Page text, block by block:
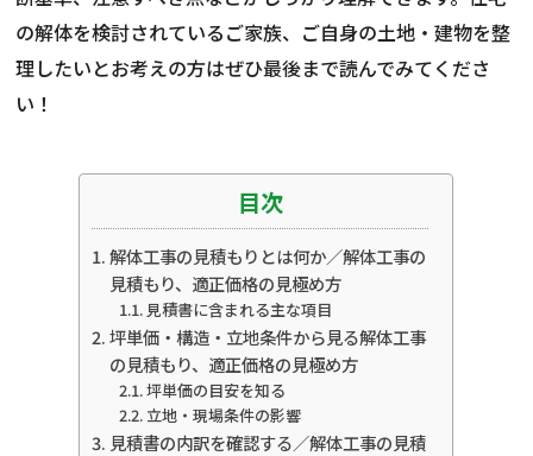
の解体を検討されているご家族、ご自身の土地・建物を整
理したいとお考えの方はぜひ最後まで読んでみてくださ
い！
目次
解体工事の見積もりとは何か／解体工事の
見積もり、適正価格の見極め方
見積書に含まれる主な項目
坪単価・構造・立地条件から見る解体工事
の見積もり、適正価格の見極め方
坪単価の目安を知る
立地・現場条件の影響
見積書の内訳を確認する／解体工事の見積